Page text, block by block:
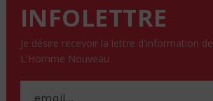
INFOLETTRE
Je désire recevoir la lettre d'information de
L'Homme Nouveau